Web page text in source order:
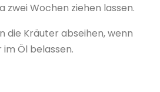
zwei Wochen ziehen lassen.
die Kräuter abseihen, wenn
Öl belassen.